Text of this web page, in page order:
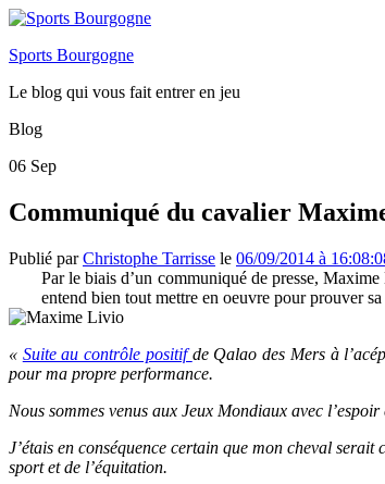
Sports Bourgogne
Le blog qui vous fait entrer en jeu
Blog
06 Sep
Communiqué du cavalier
Publié parChristophe Tarrisse le 06/09/2014 à
Par le biais d’un communiqué de presse,
entend bien tout mettre en oeuvre pour prouver
« Suite au contrôle positifde Qalao des Mers à
pour ma propre performance.
Nous sommes venus aux Jeux Mondiaux avec
J’étais en conséquence certain que mon cheval
sport et de l’équitation.